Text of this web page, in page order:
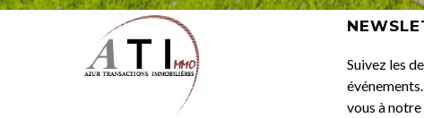
Suivez les
vous à